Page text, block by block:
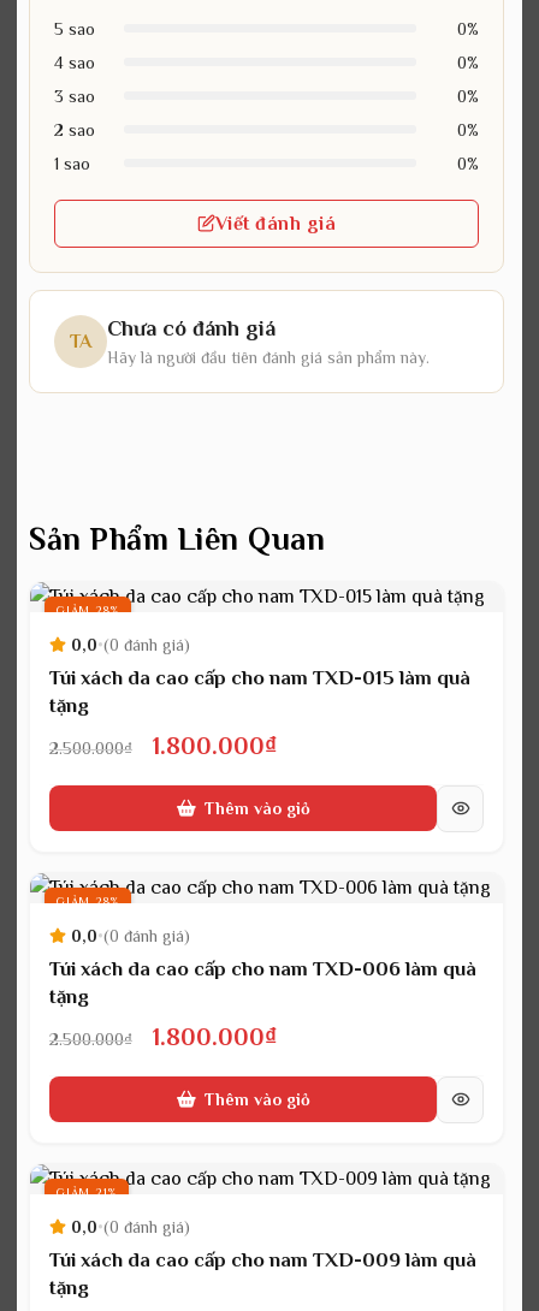
5 sao
0%
4 sao
0%
3 sao
0%
2 sao
0%
1 sao
0%
Viết đánh giá
TA
Chưa có đánh giá
Hãy là người đầu tiên đánh giá sản phẩm này.
Sản Phẩm Liên Quan
GIẢM 28%
0,0•(0 đánh giá)
Túi xách da cao cấp cho nam TXD-015 làm quà
tặng
2.500.000₫
Giá
gốc
1.800.000₫Giá
hiện
tại
1.800.000₫.
Thêm vào giỏ
GIẢM 28%
0,0•(0 đánh giá)
Túi xách da cao cấp cho nam TXD-006 làm quà
tặng
2.500.000₫
Giá
gốc
1.800.000₫Giá
hiện
tại
1.800.000₫.
Thêm vào giỏ
GIẢM 21%
0,0•(0 đánh giá)
Túi xách da cao cấp cho nam TXD-009 làm quà
tặng